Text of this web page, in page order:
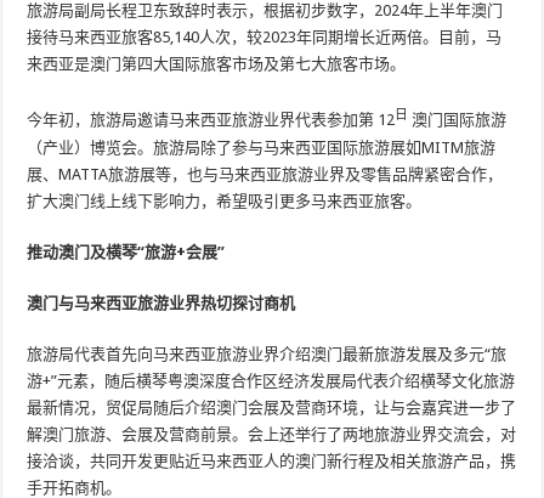
旅游局副局长程卫东致辞时表示，根据初步数字，2024年上半年澳门
接待马来西亚旅客85,140人次，较2023年同期增长近两倍。目前，马
来西亚是澳门第四大国际旅客市场及第七大旅客市场。
今年初，旅游局邀请马来西亚旅游业界代表参加第 12日 澳门国际旅游
（产业）博览会。旅游局除了参与马来西亚国际旅游展如MITM旅游
展、MATTA旅游展等，也与马来西亚旅游业界及零售品牌紧密合作，
扩大澳门线上线下影响力，希望吸引更多马来西亚旅客。
推动澳门及横琴“旅游+会展”
澳门与马来西亚旅游业界热切探讨商机
旅游局代表首先向马来西亚旅游业界介绍澳门最新旅游发展及多元“旅
游+”元素，随后横琴粤澳深度合作区经济发展局代表介绍横琴文化旅游
最新情况，贸促局随后介绍澳门会展及营商环境，让与会嘉宾进一步了
解澳门旅游、会展及营商前景。会上还举行了两地旅游业界交流会，对
接洽谈，共同开发更贴近马来西亚人的澳门新行程及相关旅游产品，携
手开拓商机。